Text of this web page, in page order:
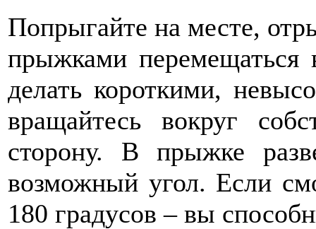
Попрыгайте на месте,
прыжками перемещаться
делать короткими,
вращайтесь вокруг
сторону. В прыжке
возможный угол. Если
180 градусов – вы